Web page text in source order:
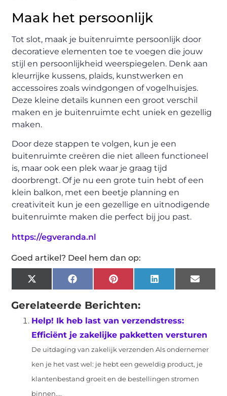
Maak het persoonlijk
Tot slot, maak je buitenruimte persoonlijk door
decoratieve elementen toe te voegen die jouw
stijl en persoonlijkheid weerspiegelen. Denk aan
kleurrijke kussens, plaids, kunstwerken en
accessoires zoals windgongen of vogelhuisjes.
Deze kleine details kunnen een groot verschil
maken en je buitenruimte echt uniek en gezellig
maken.
Door deze stappen te volgen, kun je een
buitenruimte creëren die niet alleen functioneel
is, maar ook een plek waar je graag tijd
doorbrengt. Of je nu een grote tuin hebt of een
klein balkon, met een beetje planning en
creativiteit kun je een gezellige en uitnodigende
buitenruimte maken die perfect bij jou past.
https://egveranda.nl
Goed artikel? Deel hem dan op:
X
(Twitter)
FacebookPinterestLinkedIn Email
Gerelateerde Berichten:
Help! Ik heb last van verzendstress:
Efficiënt je zakelijke pakketten versturen
De uitdaging van zakelijk verzenden Als ondernemer
ken je het vast wel: je hebt een geweldig product, je
klantenbestand groeit en de bestellingen stromen
binnen....